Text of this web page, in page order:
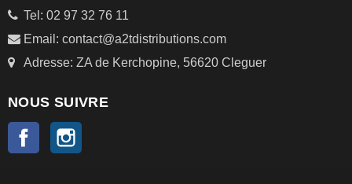
Tel: 02 97 32 76 11
Email: contact@a2tdistributions.com
Adresse: ZA de Kerchopine, 56620 Cleguer
NOUS SUIVRE
Facebook